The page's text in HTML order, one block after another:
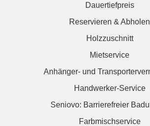
Dauertiefpreis
Reservieren & Abholen
Holzzuschnitt
Mietservice
Anhänger- und
Handwerker-Service
Seniovo: Barrierefreier
Farbmischservice